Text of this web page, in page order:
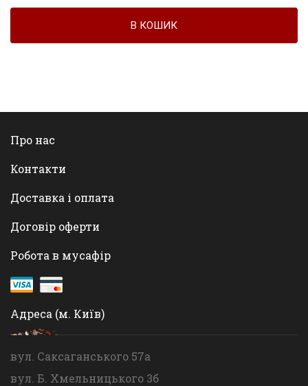
В КОШИК
Про нас
Контакти
Доставка і оплата
Договір оферти
Робота в мусафір
Адреса (м. Київ)
вул. Саксаганського 57а
вул. Б. Хмельницького 3б